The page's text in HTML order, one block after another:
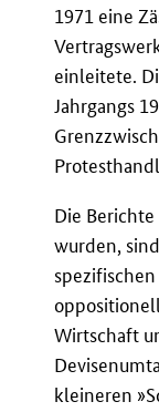
1971 eine
einleitete.
Jahrgangs
Die
wurden,
Wirtschaft
kleineren